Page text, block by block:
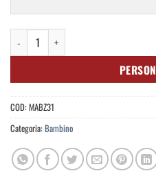
Felpa Baby quantità
COD: MABZ31
Categoria: Bambino